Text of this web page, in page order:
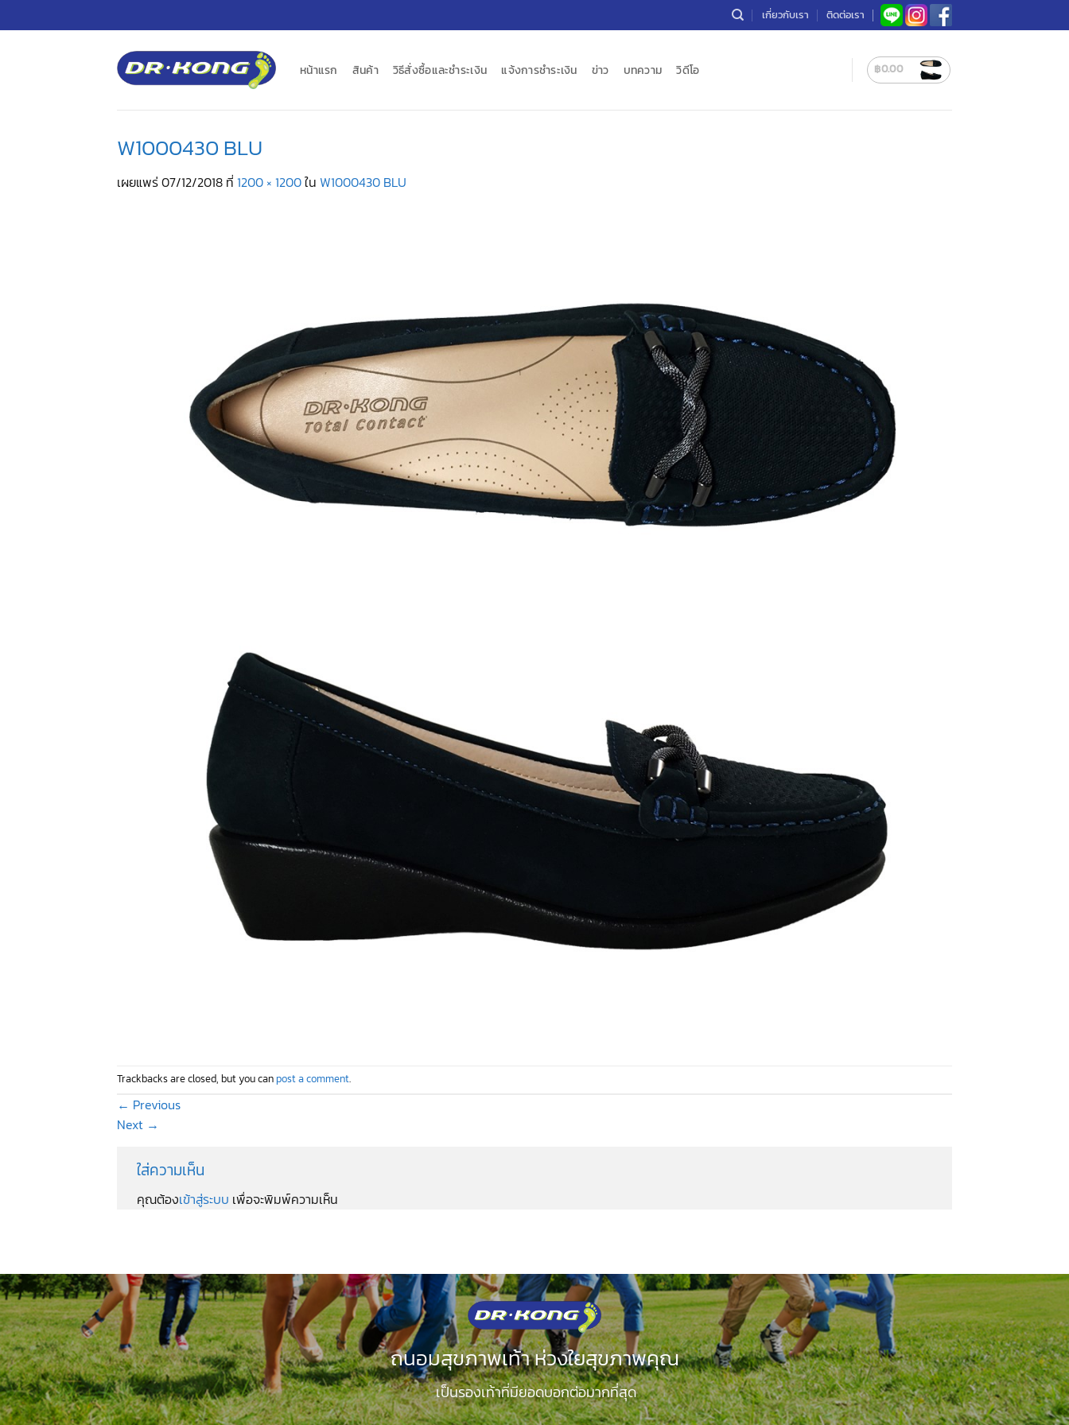
ไป
เกี่ยวกับเรา ติดต่อเรา
หน้าแรก สินค้า วิธีสั่งซื้อและชำระเงิน แจ้งการชำระเงิน ข่าว บทความ วิดีโอ ฿0.00
W1000430 BLU
เผยแพร่07/12/2018 ที่ 1200 × 1200ใน W1000430 BLU
Trackbacks are closed, but you can post a comment.
← Previous
Next →
ใส่ความเห็น
คุณต้องเข้าสู่ระบบ เพื่อจะพิมพ์ความเห็น
ถนอมสุขภาพเท้า ห่วงใยสุขภาพคุณ
เป็นรองเท้าที่มียอดบอกต่อมากที่สุด